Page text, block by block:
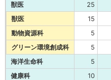
獣医
25
獣医
15
動物資源科
5
グリーン環境創成科
5
海洋生命科
5
健康科
10